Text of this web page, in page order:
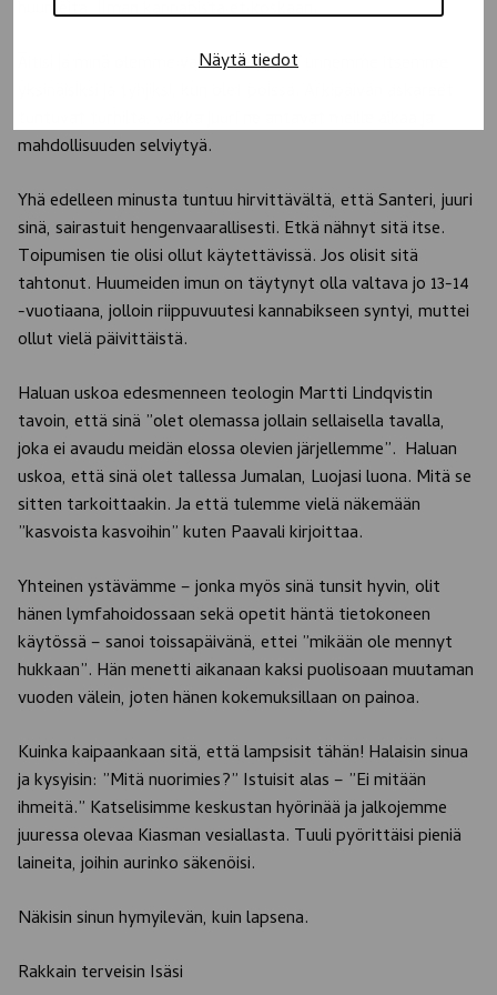
Näytä tiedot
huumeita. Ilman kannabista et koskaan.
Äitisi ja minä olemme vanhentuneet. Tunnemme itsemme
mahdollisuuden selviytyä.
Yhä edelleen minusta tuntuu hirvittävältä, että Santeri, juuri
sinä, sairastuit hengenvaarallisesti. Etkä nähnyt sitä itse.
Toipumisen tie olisi ollut käytettävissä. Jos olisit sitä
tahtonut. Huumeiden imun on täytynyt olla valtava jo 13-14
-vuotiaana, jolloin riippuvuutesi kannabikseen syntyi, muttei
ollut vielä päivittäistä.
Haluan uskoa edesmenneen teologin Martti Lindqvistin
tavoin, että sinä ”olet olemassa jollain sellaisella tavalla,
joka ei avaudu meidän elossa olevien järjellemme”. Haluan
uskoa, että sinä olet tallessa Jumalan, Luojasi luona. Mitä se
sitten tarkoittaakin. Ja että tulemme vielä näkemään
”kasvoista kasvoihin” kuten Paavali kirjoittaa.
Yhteinen ystävämme – jonka myös sinä tunsit hyvin, olit
hänen lymfahoidossaan sekä opetit häntä tietokoneen
käytössä – sanoi toissapäivänä, ettei ”mikään ole mennyt
hukkaan”. Hän menetti aikanaan kaksi puolisoaan muutaman
vuoden välein, joten hänen kokemuksillaan on painoa.
Kuinka kaipaankaan sitä, että lampsisit tähän! Halaisin sinua
ja kysyisin: ”Mitä nuorimies?” Istuisit alas – ”Ei mitään
ihmeitä.” Katselisimme keskustan hyörinää ja jalkojemme
juuressa olevaa Kiasman vesiallasta. Tuuli pyörittäisi pieniä
laineita, joihin aurinko säkenöisi.
Näkisin sinun hymyilevän, kuin lapsena.
Rakkain terveisin Isäsi